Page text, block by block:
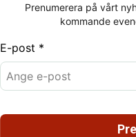
Prenumerera på vårt
kommande
E-post *